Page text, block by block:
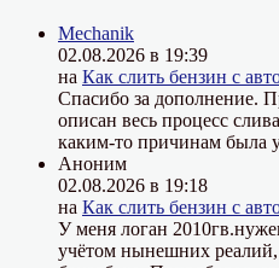
Mechanik
02.08.2026 в 19:39
на Как слить бензин с
Спасибо за дополнение.
описан весь процесс
каким-то причинам была
Аноним
02.08.2026 в 19:18
на Как слить бензин с
У меня логан
учётом нынешних реалий,